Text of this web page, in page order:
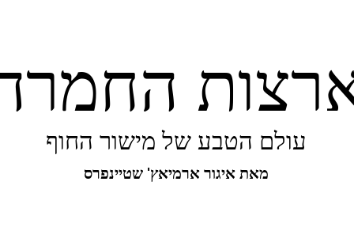
עולם הטבע של מישור החוף
מאת איגור ארמיאץ' שטיינפרס